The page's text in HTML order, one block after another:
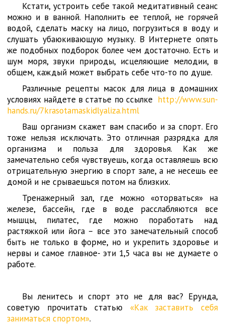
Кстати, устроить себе такой медитативный сеанс
можно и в ванной. Наполнить ее теплой, не горячей
водой, сделать маску на лицо, погрузиться в воду и
слушать убаюкивающую музыку. В Интернете опять
же подобных подборок более чем достаточно. Есть и
шум моря, звуки природы, исцеляющие мелодии, в
общем, каждый может выбрать себе что-то по душе.
Различные рецепты масок для лица в домашних
условиях найдете в статье по ссылке http://www.sun-
hands.ru/7krasotamaskidlyaliza.html
Ваш организм скажет вам спасибо и за спорт. Его
тоже нельзя исключать. Это отличная разрядка для
организма и польза для здоровья. Как же
замечательно себя чувствуешь, когда оставляешь всю
отрицательную энергию в спорт зале, а не несешь ее
домой и не срываешься потом на близких.
Тренажерный зал, где можно «оторваться» на
железе, бассейн, где в воде расслабляются все
мышцы, пилатес, где можно поработать над
растяжкой или йога – все это замечательный способ
быть не только в форме, но и укрепить здоровье и
нервы и самое главное- эти 1,5 часа вы не думаете о
работе.
Вы ленитесь и спорт это не для вас? Ерунда,
советую прочитать статью «Как заставить себя
заниматься спортом».